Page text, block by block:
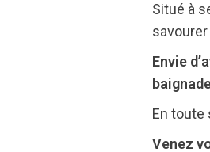
Situé à
Envie
En toute
Venez